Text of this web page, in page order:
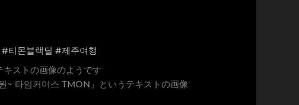
#티몬블랙딜 #제주여행